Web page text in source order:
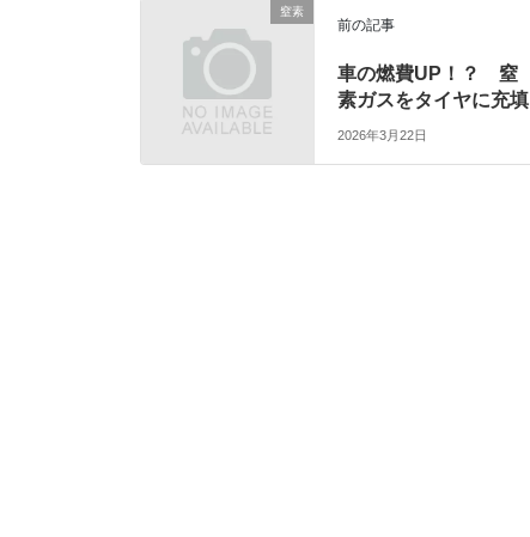
窒素
前の記事
車の燃費UP！？ 窒
素ガスをタイヤに充填
2026年3月22日